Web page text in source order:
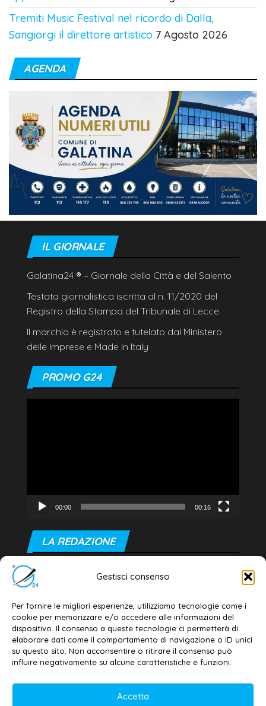
Gestisci consenso
Per fornire le migliori esperienze, utilizziamo tecnologie come i
cookie per memorizzare e/o accedere alle informazioni del
dispositivo. Il consenso a queste tecnologie ci permetterà di
elaborare dati come il comportamento di navigazione o ID unici
su questo sito. Non acconsentire o ritirare il consenso può
influire negativamente su alcune caratteristiche e funzioni.
Accetta
Tremiti Music Festival nel ricordo di Dalla,
Sangiorgi il direttore artistico 7 Agosto 2026
AGENDA
IL GIORNALE
Galatina24 ® – Giornale della Città e del Salento
Testata giornalistica iscritta al n. 11/2020 del
Registro della Stampa del Tribunale di Lecce
Il marchio è registrato e tutelato dal Ministero
delle Imprese e Made in Italy
PROMO G24
00:00 00:16
LA REDAZIONE
Editore e direttore responsabile:
Dott. Daniele G. Masciullo
Email: redazione@galatina24.it
Contatti –Disclaimer
Privacy policy –Cookie policy